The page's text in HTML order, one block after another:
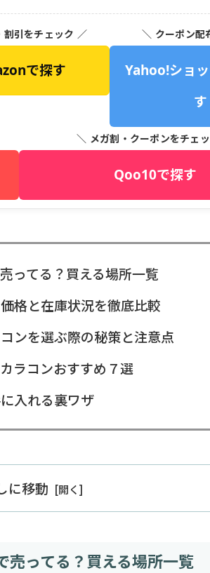
割引をチェック ／
で探す
＼ クーポン配
Yahoo!ショ
す
＼ メガ割・クーポンをチェ
Qoo10で探す
ってる？買える場所一覧
格と在庫状況を徹底比較
ンを選ぶ際の秘策と注意点
ラコンおすすめ７選
入れる裏ワザ
に移動
売ってる？買える場所一覧